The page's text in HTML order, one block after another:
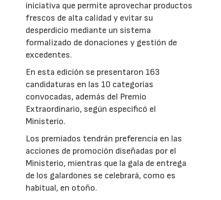
iniciativa que permite aprovechar productos
frescos de alta calidad y evitar su
desperdicio mediante un sistema
formalizado de donaciones y gestión de
excedentes.
En esta edición se presentaron 163
candidaturas en las 10 categorías
convocadas, además del Premio
Extraordinario, según especificó el
Ministerio.
Los premiados tendrán preferencia en las
acciones de promoción diseñadas por el
Ministerio, mientras que la gala de entrega
de los galardones se celebrará, como es
habitual, en otoño.